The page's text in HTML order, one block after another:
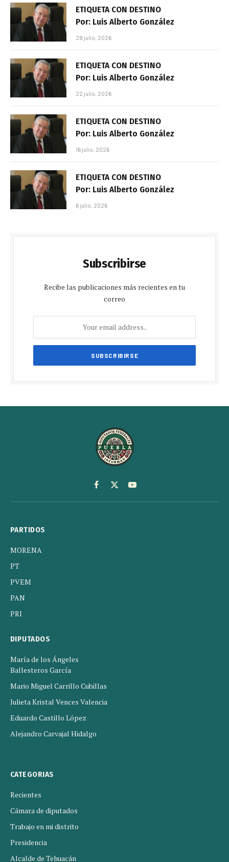
ETIQUETA CON DESTINO
Por: Luis Alberto González
28 julio, 2026
ETIQUETA CON DESTINO
Por: Luis Alberto González
22 julio, 2026
ETIQUETA CON DESTINO
Por: Luis Alberto González
16 julio, 2026
ETIQUETA CON DESTINO
Por: Luis Alberto González
6 julio, 2026
Subscribirse
Recibe las publicaciones más recientes en tu
correo
Facebook
X
(Twitter)
YouTube
PARTIDOS
MORENA
PT
PVEM
PAN
PRI
DIPUTADOS
María de los Ángeles
Ballesteros García
Mario Miguel Carrillo Cubillas
Julieta Kristal Vences Valencia
Eduardo Castillo López
Alejandro Carvajal Hidalgo
CATEGORIAS
Recientes
Cámara de diputados
Trabajo en mi distrito
Presidencia
Alcalde de Tehuacán